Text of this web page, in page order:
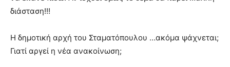
διάσταση!!!
Η δημοτική αρχή του Σταματόπουλου …ακόμα ψάχνεται;
Γιατί αργεί η νέα ανακοίνωση;